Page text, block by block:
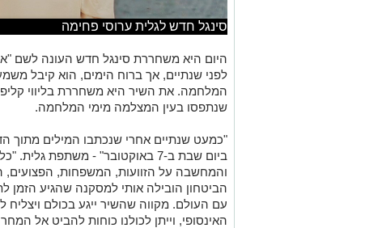
סינגל חדש לגלית ערוסי פחימה
היום היא משחררת סינגל חדש העונה לשם
לפני שנתיים, אך ברוח הימים, הוא קיבל
המלחמה. את השיר היא משחררת בליווי
שנתפסו בעין המצלמה מימי המלחמה.
"כמעט שנתיים אחרי שנכתבו המילים מתוך
ביום שבת ב-7 באוקטובר" - משתפת
והמחשבה על הזוועות, המשפחות, הפצועים,
הביטחון הובילה אותי למסקנה שהגיע הזמן
עם העולם. מקווה שהשיר ייגע בכולם
האינסופי, וייתן לכולנו כוחות להביט אל